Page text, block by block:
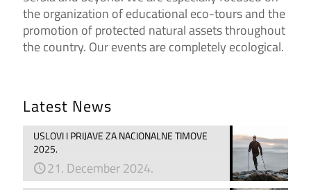
the organization of educational eco-tours and the
promotion of protected natural assets throughout
the country. Our events are completely ecological.
Latest News
USLOVI I PRIJAVE ZA NACIONALNE TIMOVE
2025.
21. December 2024.